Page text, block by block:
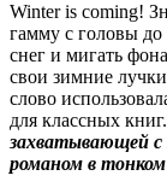
Winter is coming!
гамму с головы до
снег и мигать
свои зимние
слово
для классных книг.
захватывающей с
романом в